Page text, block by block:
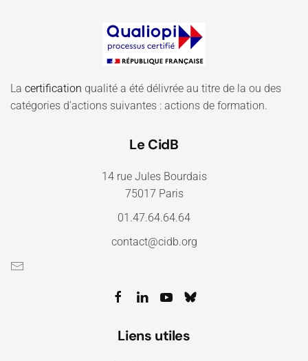
La certification qualité a été délivrée au titre de la ou des
catégories d'actions suivantes : actions de formation.
Le CidB
14 rue Jules Bourdais
75017 Paris
01.47.64.64.64
contact@cidb.org
Liens utiles